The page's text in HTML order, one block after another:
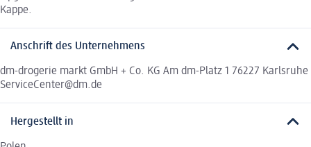
Kappe.
Anschrift des Unternehmens
dm-drogerie markt GmbH + Co. KG Am dm-Platz 1 76227 Karlsruhe
ServiceCenter@dm.de
Hergestellt in